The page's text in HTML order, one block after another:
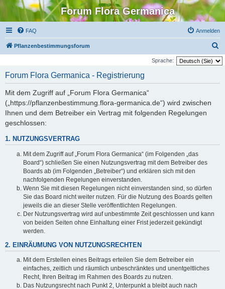
Forum Flora Germanica
FAQ Anmelden
Pflanzenbestimmungsforum
u
Sprache:
Forum Flora Germanica - Registrierung
Mit dem Zugriff auf „Forum Flora Germanica“
(„https://pflanzenbestimmung.flora-germanica.de“) wird zwischen
Ihnen und dem Betreiber ein Vertrag mit folgenden Regelungen
geschlossen:
1. NUTZUNGSVERTRAG
Mit dem Zugriff auf „Forum Flora Germanica“ (im Folgenden „das
Board“) schließen Sie einen Nutzungsvertrag mit dem Betreiber des
Boards ab (im Folgenden „Betreiber“) und erklären sich mit den
nachfolgenden Regelungen einverstanden.
Wenn Sie mit diesen Regelungen nicht einverstanden sind, so dürfen
Sie das Board nicht weiter nutzen. Für die Nutzung des Boards gelten
jeweils die an dieser Stelle veröffentlichten Regelungen.
Der Nutzungsvertrag wird auf unbestimmte Zeit geschlossen und kann
von beiden Seiten ohne Einhaltung einer Frist jederzeit gekündigt
werden.
2. EINRÄUMUNG VON NUTZUNGSRECHTEN
Mit dem Erstellen eines Beitrags erteilen Sie dem Betreiber ein
einfaches, zeitlich und räumlich unbeschränktes und unentgeltliches
Recht, Ihren Beitrag im Rahmen des Boards zu nutzen.
Das Nutzungsrecht nach Punkt 2, Unterpunkt a bleibt auch nach